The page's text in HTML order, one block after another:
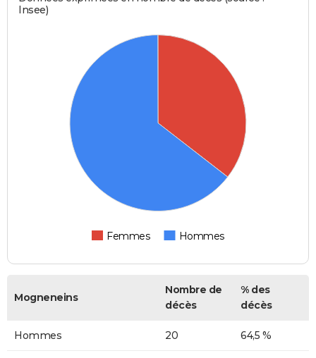
Insee)
Femmes Hommes
Mogneneins
Nombre de
décès
% des
décès
Hommes 20 64,5 %